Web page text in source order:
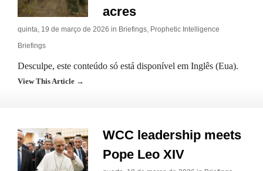
acres
quinta, 19 de março de 2026 in Briefings, Prophetic Intelligence
Briefings
Desculpe, este conteúdo só está disponível em Inglês (Eua).
View This Article →
WCC leadership meets
Pope Leo XIV